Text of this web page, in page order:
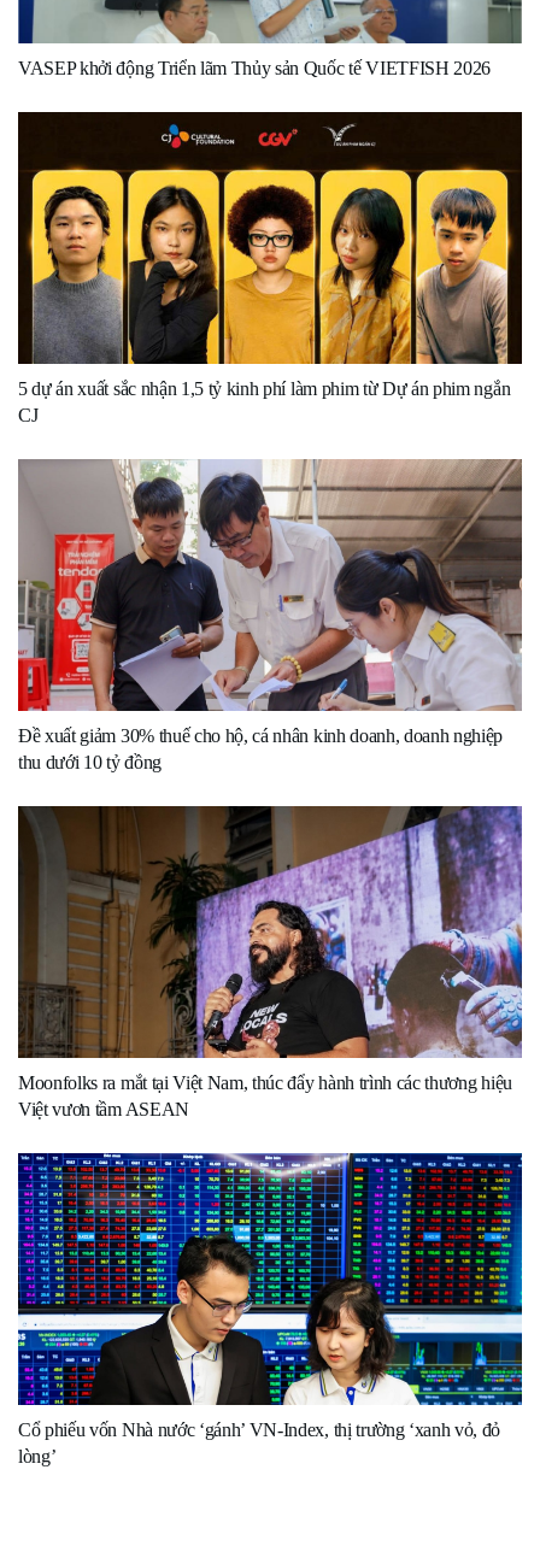
VASEP khởi động Triển lãm Thủy sản Quốc tế VIETFISH 2026
5 dự án xuất sắc nhận 1,5 tỷ kinh phí làm phim từ Dự án phim ngắn
CJ
Đề xuất giảm 30% thuế cho hộ, cá nhân kinh doanh, doanh nghiệp
thu dưới 10 tỷ đồng
Moonfolks ra mắt tại Việt Nam, thúc đẩy hành trình các thương hiệu
Việt vươn tầm ASEAN
Cổ phiếu vốn Nhà nước ‘gánh’ VN-Index, thị trường ‘xanh vỏ, đỏ
lòng’